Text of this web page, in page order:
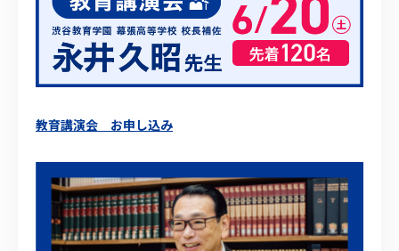
教育講演会 お申し込み